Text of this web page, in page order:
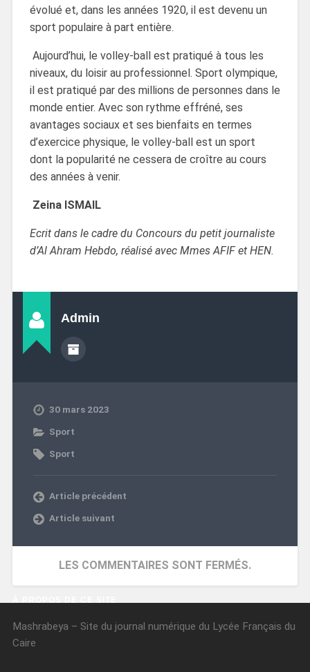
évolué et, dans les années 1920, il est devenu un
sport populaire à part entière.
Aujourd’hui, le volley-ball est pratiqué à tous les
niveaux, du loisir au professionnel. Sport olympique,
il est pratiqué par des millions de personnes dans le
monde entier. Avec son rythme effréné, ses
avantages sociaux et ses bienfaits en termes
d’exercice physique, le volley-ball est un sport
dont la popularité ne cessera de croître au cours
des années à venir.
Zeina ISMAIL
Ecrit dans le cadre du Concours du petit journaliste
d’Al Ahram Hebdo, réalisé avec Mmes AFIF et HEN.
Admin
30 mars 2023
Sport
Sport
Article précédent
Article suivant
LES COMMENTAIRES SONT FERMÉS.
Mashrabeya – Site du journal numérique du Lycée Français du
Caire